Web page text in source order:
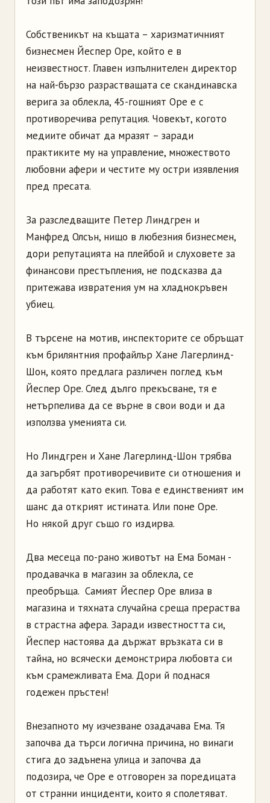
Собственикът на къщата – харизматичният
бизнесмен Йеспер Оре, който е в
неизвестност. Главен изпълнителен директор
на най-бързо разрастващата се скандинавска
верига за облекла, 45-гошният Оре е с
противоречива репутация. Човекът, когото
медиите обичат да мразят – заради
практиките му на управление, множеството
любовни афери и честите му остри изявления
пред пресата.
За разследващите Петер Линдгрен и
Манфред Олсън, нищо в любезния бизнесмен,
дори репутацията на плейбой и слуховете за
финансови престъпления, не подсказва да
притежава извратения ум на хладнокръвен
убиец.
В търсене на мотив, инспекторите се обръщат
към брилянтния профайлър Хане Лагерлинд-
Шон, която предлага различен поглед към
Йеспер Оре. След дълго прекъсване, тя е
нетърпелива да се върне в свои води и да
използва уменията си.
Но Линдгрен и Хане Лагерлинд-Шон трябва
да загърбят противоречивите си отношения и
да работят като екип. Това е единственият им
шанс да открият истината. Или поне Оре.
Но някой друг също го издирва.
Два месеца по-рано животът на Ема Боман -
продавачка в магазин за облекла, се
преобръща. Самият Йеспер Оре влиза в
магазина и тяхната случайна среща прераства
в страстна афера. Заради известността си,
Йеспер настоява да държат връзката си в
тайна, но всячески демонстрира любовта си
към срамежливата Ема. Дори й поднася
годежен пръстен!
Внезапното му изчезване озадачава Ема. Тя
започва да търси логична причина, но винаги
стига до задънена улица и започва да
подозира, че Оре е отговорен за поредицата
от странни инциденти, които я сполетяват.